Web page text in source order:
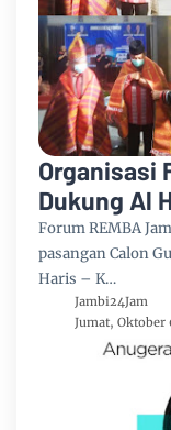
Organisasi
Dukung Al
2020
Forum REMBA
pasangan Calon
Haris – K…
Jambi24Jam
Jumat, Oktober